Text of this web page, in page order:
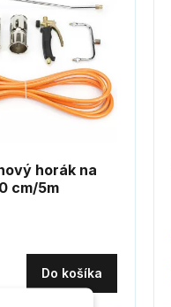
horák na
cm/5m
Do košíka